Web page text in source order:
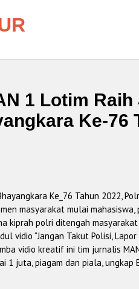
1 Lotim
Ke-76
Ke_76 Tahun 2022,
masyarakat mulai
kiprah polri ditengah
vidio “Jangan Takut Polisi,
vidio kreatif ini tim jurnalis
1 juta, piagam dan piala,